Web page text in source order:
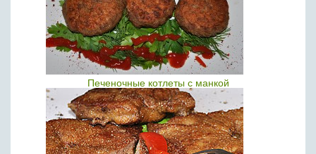
Печеночные котлеты с манкой